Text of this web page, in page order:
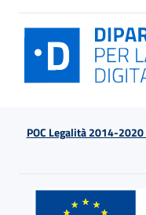
POC Legalità 2014-